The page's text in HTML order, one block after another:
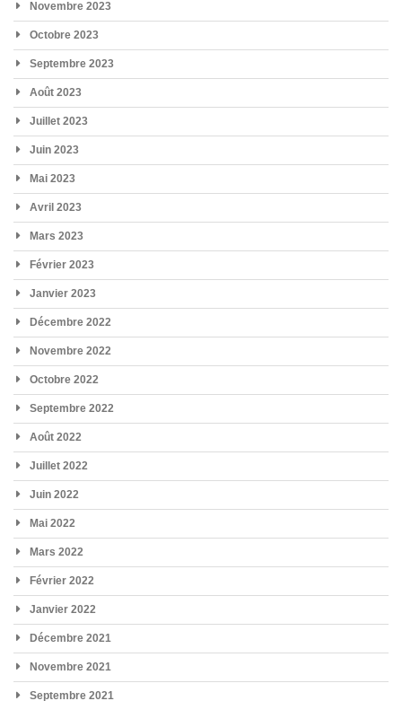
Novembre 2023
Octobre 2023
Septembre 2023
Août 2023
Juillet 2023
Juin 2023
Mai 2023
Avril 2023
Mars 2023
Février 2023
Janvier 2023
Décembre 2022
Novembre 2022
Octobre 2022
Septembre 2022
Août 2022
Juillet 2022
Juin 2022
Mai 2022
Mars 2022
Février 2022
Janvier 2022
Décembre 2021
Novembre 2021
Septembre 2021